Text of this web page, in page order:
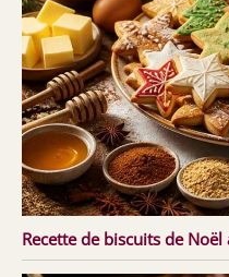
Recette de biscuits de